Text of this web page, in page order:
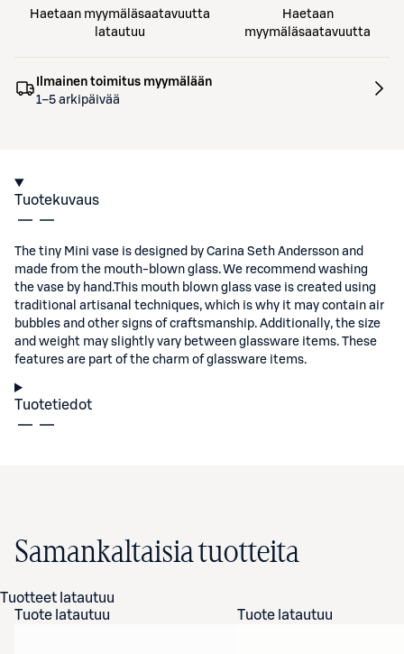
Haetaan myymäläsaatavuutta
latautuu
Haetaan
myymäläsaatavuutta
Ilmainen toimitus myymälään
1–5 arkipäivää
Tuotekuvaus
The tiny Mini vase is designed by Carina Seth Andersson and
made from the mouth-blown glass. We recommend washing
the vase by hand.This mouth blown glass vase is created using
traditional artisanal techniques, which is why it may contain air
bubbles and other signs of craftsmanship. Additionally, the size
and weight may slightly vary between glassware items. These
features are part of the charm of glassware items.
Tuotetiedot
Samankaltaisia tuotteita
Tuotteet latautuu
Tuote latautuu
Tuote latautuu